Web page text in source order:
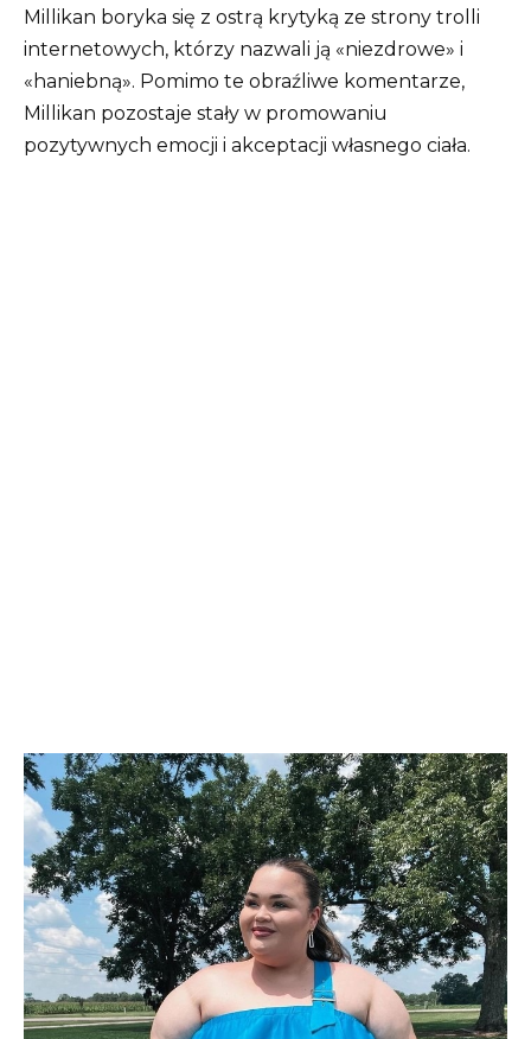
Millikan boryka się z ostrą krytyką ze strony trolli
internetowych, którzy nazwali ją «niezdrowe» i
«haniebną». Pomimo te obraźliwe komentarze,
Millikan pozostaje stały w promowaniu
pozytywnych emocji i akceptacji własnego ciała.